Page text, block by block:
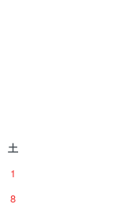
土
1
8